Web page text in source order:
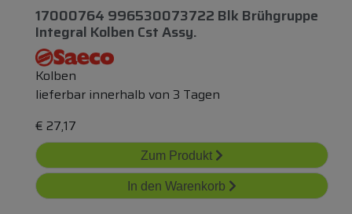
17000764 996530073722 Blk Brühgruppe
Integral Kolben Cst Assy.
Kolben
lieferbar innerhalb von 3 Tagen
€ 27,17
Zum Produkt
In den Warenkorb